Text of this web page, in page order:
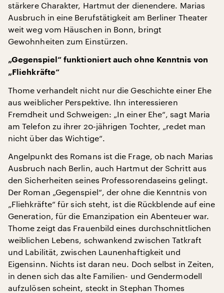
stärkere Charakter, Hartmut der dienendere. Marias
Ausbruch in eine Berufstätigkeit am Berliner Theater
weit weg vom Häuschen in Bonn, bringt
Gewohnheiten zum Einstürzen.
„Gegenspiel“ funktioniert auch ohne Kenntnis von
„Fliehkräfte“
Thome verhandelt nicht nur die Geschichte einer Ehe
aus weiblicher Perspektive. Ihn interessieren
Fremdheit und Schweigen: „In einer Ehe“, sagt Maria
am Telefon zu ihrer 20-jährigen Tochter, „redet man
nicht über das Wichtige“.
Angelpunkt des Romans ist die Frage, ob nach Marias
Ausbruch nach Berlin, auch Hartmut der Schritt aus
den Sicherheiten seines Professorendaseins gelingt.
Der Roman „Gegenspiel“, der ohne die Kenntnis von
„Fliehkräfte“ für sich steht, ist die Rückblende auf eine
Generation, für die Emanzipation ein Abenteuer war.
Thome zeigt das Frauenbild eines durchschnittlichen
weiblichen Lebens, schwankend zwischen Tatkraft
und Labilität, zwischen Launenhaftigkeit und
Eigensinn. Nichts ist daran neu. Doch selbst in Zeiten,
in denen sich das alte Familien- und Gendermodell
aufzulösen scheint, steckt in Stephan Thomes